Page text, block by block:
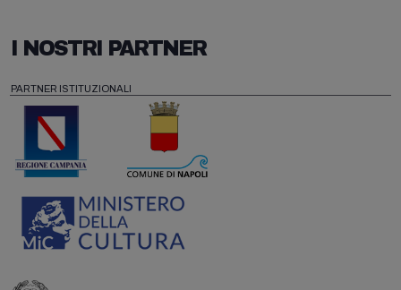
I NOSTRI PARTNER
PARTNER ISTITUZIONALI